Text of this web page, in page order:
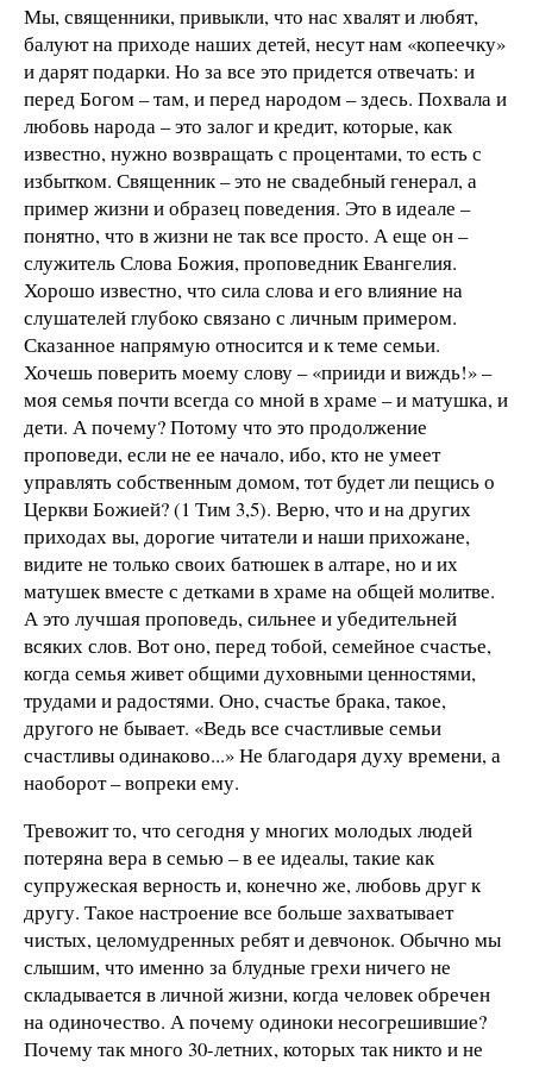
Мы, священники, привыкли, что нас хвалят и любят,
балуют на приходе наших детей, несут нам «копеечку»
и дарят подарки. Но за все это придется отвечать: и
перед Богом – там, и перед народом – здесь. Похвала и
любовь народа – это залог и кредит, которые, как
известно, нужно возвращать с процентами, то есть с
избытком. Священник – это не свадебный генерал, а
пример жизни и образец поведения. Это в идеале –
понятно, что в жизни не так все просто. А еще он –
служитель Слова Божия, проповедник Евангелия.
Хорошо известно, что сила слова и его влияние на
слушателей глубоко связано с личным примером.
Сказанное напрямую относится и к теме семьи.
Хочешь поверить моему слову – «прииди и виждь!» –
моя семья почти всегда со мной в храме – и матушка, и
дети. А почему? Потому что это продолжение
проповеди, если не ее начало, ибо, кто не умеет
управлять собственным домом, тот будет ли пещись о
Церкви Божией? (1 Тим 3,5). Верю, что и на других
приходах вы, дорогие читатели и наши прихожане,
видите не только своих батюшек в алтаре, но и их
матушек вместе с детками в храме на общей молитве.
А это лучшая проповедь, сильнее и убедительней
всяких слов. Вот оно, перед тобой, семейное счастье,
когда семья живет общими духовными ценностями,
трудами и радостями. Оно, счастье брака, такое,
другого не бывает. «Ведь все счастливые семьи
счастливы одинаково...» Не благодаря духу времени, а
наоборот – вопреки ему.
Тревожит то, что сегодня у многих молодых людей
потеряна вера в семью – в ее идеалы, такие как
супружеская верность и, конечно же, любовь друг к
другу. Такое настроение все больше захватывает
чистых, целомудренных ребят и девчонок. Обычно мы
слышим, что именно за блудные грехи ничего не
складывается в личной жизни, когда человек обречен
на одиночество. А почему одиноки несогрешившие?
Почему так много 30-летних, которых так никто и не